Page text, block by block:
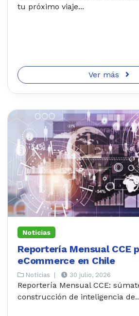
tu próximo viaje...
Ver más
Noticias
Reportería Mensual CCE
eCommerce en Chile
Noticias 30 julio, 2026
Reportería Mensual CCE:
construcción de inteligencia